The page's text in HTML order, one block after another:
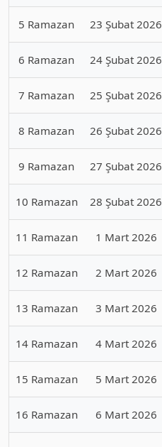
5 Ramazan 23 Şubat 2026
6 Ramazan 24 Şubat 2026
7 Ramazan 25 Şubat 2026
8 Ramazan 26 Şubat 2026
9 Ramazan 27 Şubat 2026
10 Ramazan 28 Şubat 2026
11 Ramazan 1 Mart 2026
12 Ramazan 2 Mart 2026
13 Ramazan 3 Mart 2026
14 Ramazan 4 Mart 2026
15 Ramazan 5 Mart 2026
16 Ramazan 6 Mart 2026